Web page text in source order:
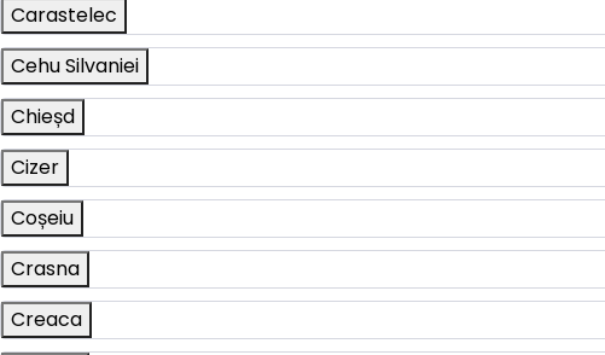
Carastelec
Cehu Silvaniei
Chieșd
Cizer
Coșeiu
Crasna
Creaca